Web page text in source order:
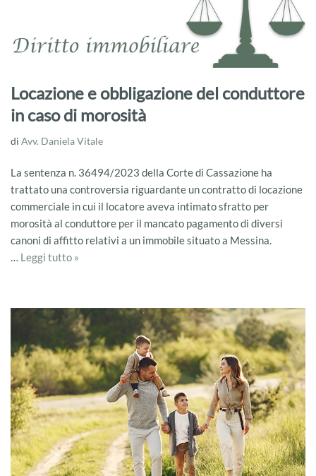
Locazione e obbligazione del conduttore
in caso di morosità
di Avv. Daniela Vitale
La sentenza n. 36494/2023 della Corte di Cassazione ha
trattato una controversia riguardante un contratto di locazione
commerciale in cui il locatore aveva intimato sfratto per
morosità al conduttore per il mancato pagamento di diversi
canoni di affitto relativi a un immobile situato a Messina.
… Leggi tutto »